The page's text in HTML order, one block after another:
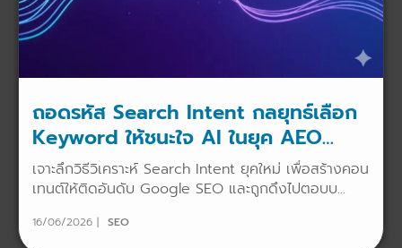
ถอดรหัส Search Intent กลยุทธ์เลือก
Keyword ให้ชนะใจ AI ในยุค AEO
(2026)
เจาะลึกวิธีวิเคราะห์ Search Intent ยุคใหม่ เพื่อสร้างคอน
เทนต์ให้ติดอันดับ Google SEO และถูกดึงไปตอบบ...
16/06/2026 SEO